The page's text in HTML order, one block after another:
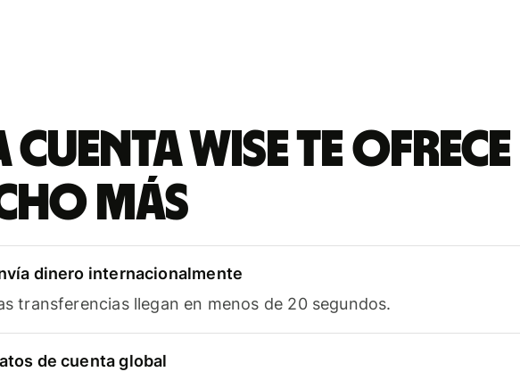
cuenta Wise te ofrece
más
dinero internacionalmente
transferencias llegan en menos de 20 segundos.
de cuenta global